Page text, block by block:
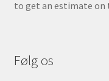
to get an estimate on
Følg os